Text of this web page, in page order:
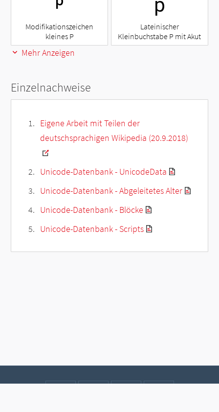
Modifikationszeichen
kleines P
Lateinischer
Kleinbuchstabe P mit Akut
Mehr Anzeigen
Einzelnachweise
Eigene Arbeit mit Teilen der
deutschsprachigen Wikipedia (20.9.2018)
Unicode-Datenbank - UnicodeData
Unicode-Datenbank - Abgeleitetes Alter
Unicode-Datenbank - Blöcke
Unicode-Datenbank - Scripts